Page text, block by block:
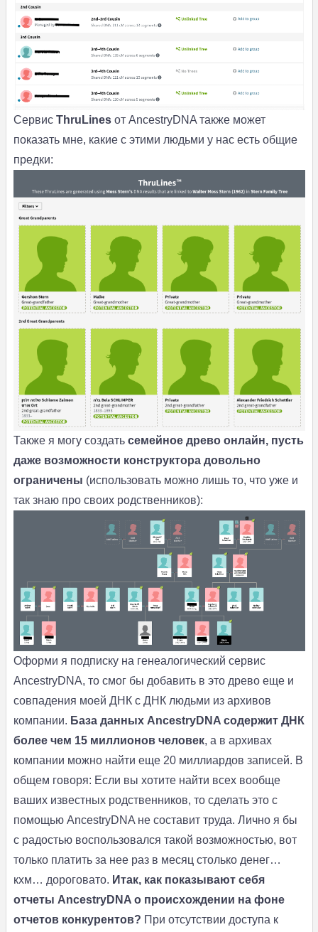
Сервис ThruLinesот AncestryDNA также может
показать мне, какие с этими людьми у нас есть общие
предки:
Также я могу создать семейное древо онлайн, пусть
даже возможности конструктора довольно
ограничены (использовать можно лишь то, что уже и
так знаю про своих родственников):
Оформи я подписку на генеалогический сервис
AncestryDNA, то смог бы добавить в это древо еще и
совпадения моей ДНК с ДНК людьми из архивов
компании. База данных AncestryDNA содержит ДНК
более чем 15 миллионов человек, а в архивах
компании можно найти еще 20 миллиардов записей. В
общем говоря: Если вы хотите найти всех вообще
ваших известных родственников, то сделать это с
помощью AncestryDNA не составит труда. Лично я бы
с радостью воспользовался такой возможностью, вот
только платить за нее раз в месяц столько денег…
кхм… дороговато. Итак, как показывают себя
отчеты AncestryDNA о происхождении на фоне
отчетов конкурентов? При отсутствии доступа к